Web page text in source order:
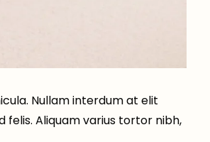
Nullam interdum at elit
felis. Aliquam varius tortor nibh,